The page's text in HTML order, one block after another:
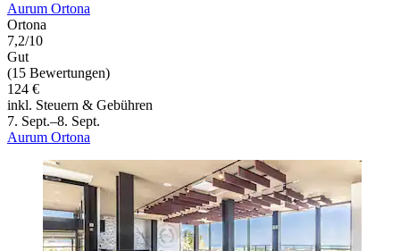
Aurum Ortona
Ortona
7,2/10
Gut
(15 Bewertungen)
124 €
inkl. Steuern & Gebühren
7. Sept.–8. Sept.
Aurum Ortona